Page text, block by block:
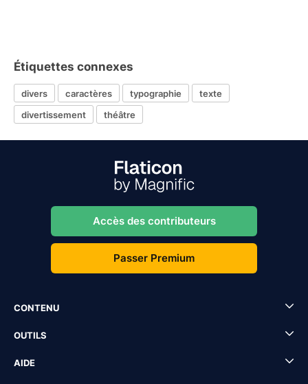
Étiquettes connexes
divers caractères typographie
texte
divertissement
théâtre
Accès des contributeurs
Passer Premium
CONTENU
OUTILS
AIDE